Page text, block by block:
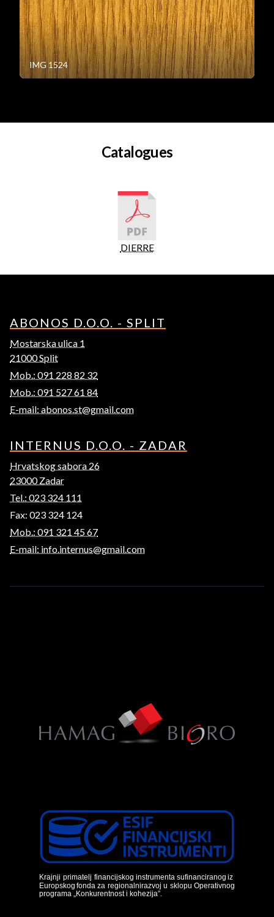
IMG 1524
Catalogues
DIERRE
ABONOS D.O.O. - SPLIT
Mostarska ulica 1
21000 Split
Mob.: 091 228 82 32
Mob.: 091 527 61 84
E-mail: abonos.st@gmail.com
INTERNUS D.O.O. - ZADAR
Hrvatskog sabora 26
23000 Zadar
Tel.: 023 324 111
Fax: 023 324 124
Mob.: 091 321 45 67
E-mail: info.internus@gmail.com